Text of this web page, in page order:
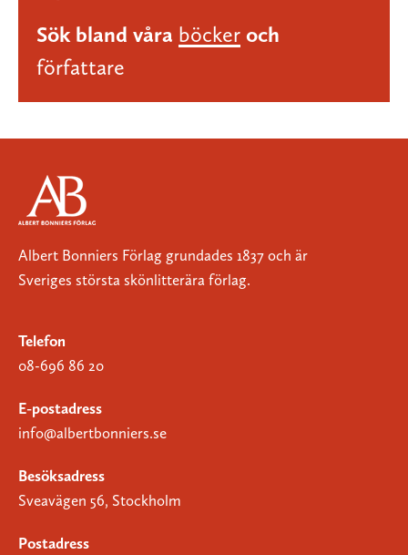
Sök bland våra böcker och
författare
Albert Bonniers Förlag grundades 1837 och är
Sveriges största skönlitterära förlag.
Telefon
08-696 86 20
E-postadress
info@albertbonniers.se
Besöksadress
Sveavägen 56, Stockholm
Postadress